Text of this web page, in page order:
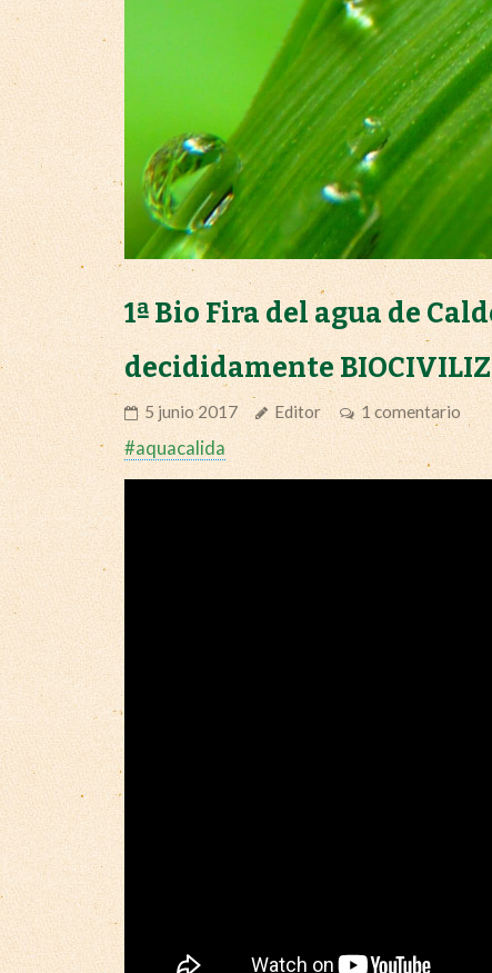
1ª Bio Fira del agua de
decididamente
5 junio 2017 Editor 1 comentario
#aquacalida